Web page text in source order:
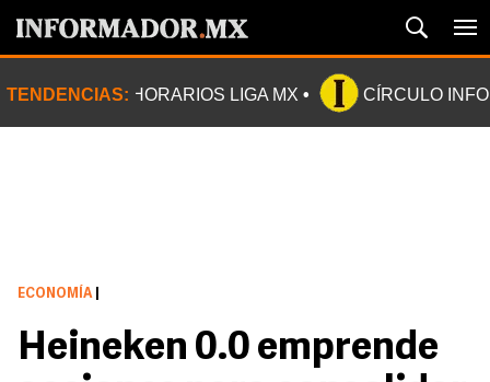
TENDENCIAS: HORARIOS LIGA MX CÍRCULO
ECONOMÍA
Heineken 0.0 emprende